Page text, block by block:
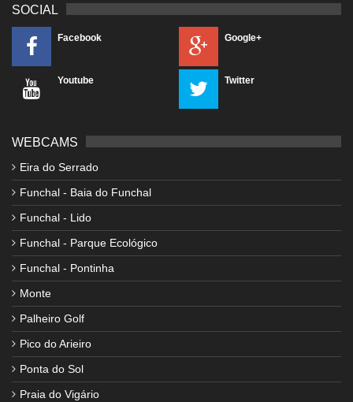
SOCIAL
Facebook Google+
Youtube Twitter
WEBCAMS
Eira do Serrado
Funchal - Baia do Funchal
Funchal - Lido
Funchal - Parque Ecológico
Funchal - Pontinha
Monte
Palheiro Golf
Pico do Arieiro
Ponta do Sol
Praia do Vigário